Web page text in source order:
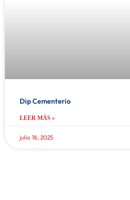
Dip Cementerio
LEER MÁS »
julio 18, 2025